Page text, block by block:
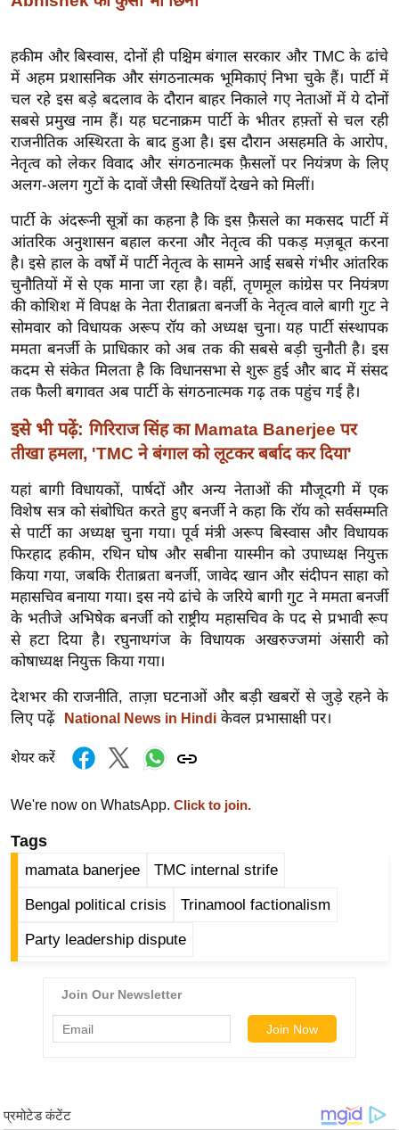
ल
बे
मि
सा
ल
श
ख्सि
त
यं
ग
इं
डि
या
सा
हि
त्य
ज
ग
त
ऑ
टो
व
र्ल्ड
न्यू
ज
ब्री
म
रं
न
ग
त
बॉ
वु
ल्म
हकीम और बिस्वास, दोनों ही पश्चिम बंगाल सरकार और TMC के ढांचे
में अहम प्रशासनिक और संगठनात्मक भूमिकाएं निभा चुके हैं। पार्टी में
चल रहे इस बड़े बदलाव के दौरान बाहर निकाले गए नेताओं में ये दोनों
सबसे प्रमुख नाम हैं। यह घटनाक्रम पार्टी के भीतर हफ़्तों से चल रही
राजनीतिक अस्थिरता के बाद हुआ है। इस दौरान असहमति के आरोप,
नेतृत्व को लेकर विवाद और संगठनात्मक फ़ैसलों पर नियंत्रण के लिए
अलग-अलग गुटों के दावों जैसी स्थितियाँ देखने को मिलीं।
पार्टी के अंदरूनी सूत्रों का कहना है कि इस फ़ैसले का मकसद पार्टी में
आंतरिक अनुशासन बहाल करना और नेतृत्व की पकड़ मज़बूत करना
है। इसे हाल के वर्षों में पार्टी नेतृत्व के सामने आई सबसे गंभीर आंतरिक
चुनौतियों में से एक माना जा रहा है। वहीं, तृणमूल कांग्रेस पर नियंत्रण
की कोशिश में विपक्ष के नेता रीताब्रता बनर्जी के नेतृत्व वाले बागी गुट ने
सोमवार को विधायक अरूप रॉय को अध्यक्ष चुना। यह पार्टी संस्थापक
ममता बनर्जी के प्राधिकार को अब तक की सबसे बड़ी चुनौती है। इस
कदम से संकेत मिलता है कि विधानसभा से शुरू हुई और बाद में संसद
तक फैली बगावत अब पार्टी के संगठनात्मक गढ़ तक पहुंच गई है।
इसे भी पढ़ें: गिरिराज सिंह का Mamata Banerjee पर
तीखा हमला, 'TMC ने बंगाल को लूटकर बर्बाद कर दिया'
यहां बागी विधायकों, पार्षदों और अन्य नेताओं की मौजूदगी में एक
विशेष सत्र को संबोधित करते हुए बनर्जी ने कहा कि रॉय को सर्वसम्मति
से पार्टी का अध्यक्ष चुना गया। पूर्व मंत्री अरूप बिस्वास और विधायक
फिरहाद हकीम, रथिन घोष और सबीना यास्मीन को उपाध्यक्ष नियुक्त
किया गया, जबकि रीताब्रता बनर्जी, जावेद खान और संदीपन साहा को
महासचिव बनाया गया। इस नये ढांचे के जरिये बागी गुट ने ममता बनर्जी
के भतीजे अभिषेक बनर्जी को राष्ट्रीय महासचिव के पद से प्रभावी रूप
से हटा दिया है। रघुनाथगंज के विधायक अखरुज्जमां अंसारी को
कोषाध्यक्ष नियुक्त किया गया।
देशभर की राजनीति, ताज़ा घटनाओं और बड़ी खबरों से जुड़े रहने के
लिए पढ़ें
National News in Hindi केवल प्रभासाक्षी पर।
शेयर करें
We're now on WhatsApp. Click to join.
Tags
mamata banerjee TMC internal strife
Bengal political crisis Trinamool factionalism
Party leadership dispute